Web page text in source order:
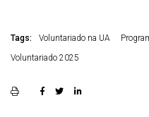
Tags: Voluntariado na UA
Voluntariado 2025